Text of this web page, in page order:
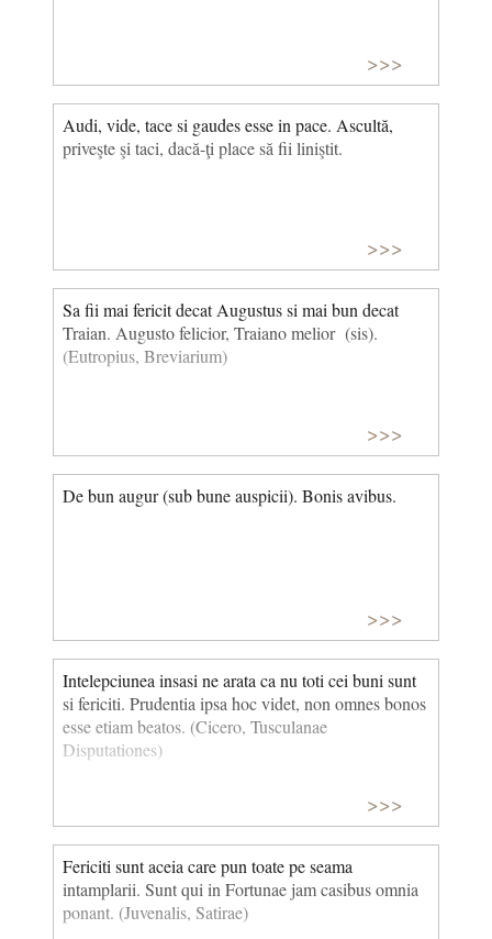
>>>
Audi, vide, tace si gaudes esse in pace. Ascultă,
priveşte şi taci, dacă-ţi place să fii liniştit.
>>>
Sa fii mai fericit decat Augustus si mai bun decat
Traian. Augusto felicior, Traiano melior (sis).
(Eutropius, Breviarium)
>>>
De bun augur (sub bune auspicii). Bonis avibus.
>>>
Intelepciunea insasi ne arata ca nu toti cei buni sunt
si fericiti. Prudentia ipsa hoc videt, non omnes bonos
esse etiam beatos. (Cicero, Tusculanae
Disputationes)
>>>
Fericiti sunt aceia care pun toate pe seama
intamplarii. Sunt qui in Fortunae jam casibus omnia
ponant. (Juvenalis, Satirae)